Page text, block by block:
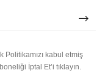
Politikamızı kabul etmiş
İptal Et’i tıklayın.